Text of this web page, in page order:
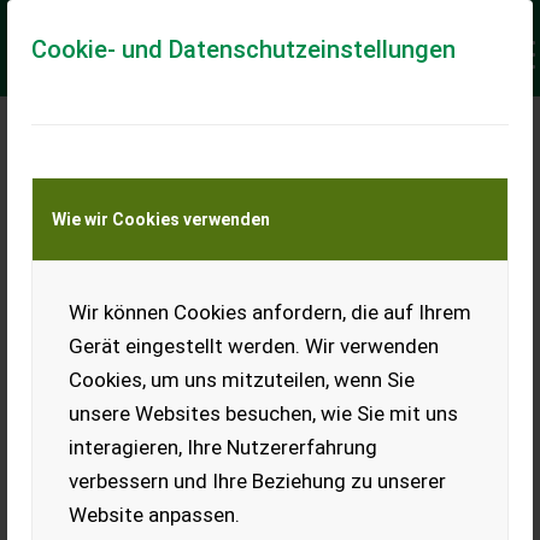
Cookie- und Datenschutzeinstellungen
Wie wir Cookies verwenden
Wir können Cookies anfordern, die auf Ihrem
Gerät eingestellt werden. Wir verwenden
Cookies, um uns mitzuteilen, wenn Sie
unsere Websites besuchen, wie Sie mit uns
interagieren, Ihre Nutzererfahrung
verbessern und Ihre Beziehung zu unserer
Website anpassen.
Keine Anfrage Möglich!
Jetzt Finanzierungsangebot
anfordern
unverbindlich & kostenlos!
Finanzierungsbetrag*